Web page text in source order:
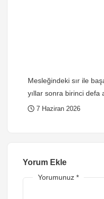
Mesleğindeki sır ile
yıllar sonra birinci defa
7 Haziran 2026
Yorum Ekle
Yorumunuz *